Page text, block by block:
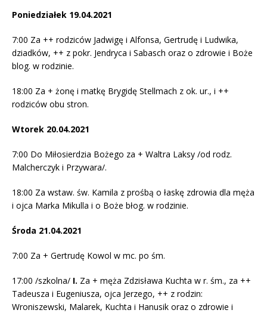
Poniedziałek 19.04.2021
7:00 Za ++ rodziców Jadwigę i Alfonsa, Gertrudę i Ludwika,
dziadków, ++ z pokr. Jendryca i Sabasch oraz o zdrowie i Boże
blog. w rodzinie.
18:00 Za + żonę i matkę Brygidę Stellmach z ok. ur., i ++
rodziców obu stron.
Wtorek 20.04.2021
7:00 Do Miłosierdzia Bożego za + Waltra Laksy /od rodz.
Malcherczyk i Przywara/.
18:00 Za wstaw. św. Kamila z prośbą o łaskę zdrowia dla męża
i ojca Marka Mikulla i o Boże błog. w rodzinie.
Środa 21.04.2021
7:00 Za + Gertrudę Kowol w mc. po śm.
17:00 /szkolna/ I. Za + męża Zdzisława Kuchta w r. śm., za ++
Tadeusza i Eugeniusza, ojca Jerzego, ++ z rodzin:
Wroniszewski, Malarek, Kuchta i Hanusik oraz o zdrowie i